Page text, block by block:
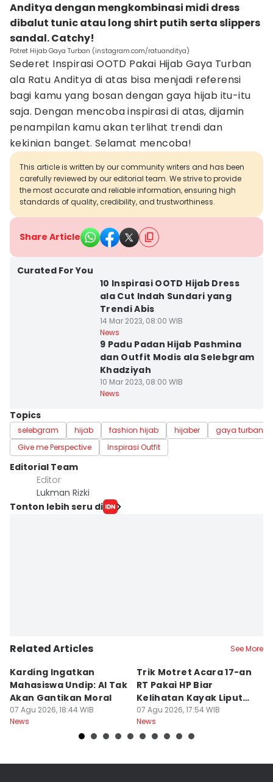
Anditya dengan mengkombinasi midi dress
dibalut tunic atau long shirt putih serta slippers
sandal. Catchy!
Potret Hijab Gaya Turban (instagram.com/ratuanditya)
Sederet Inspirasi OOTD Pakai Hijab Gaya Turban
ala Ratu Anditya di atas bisa menjadi referensi
bagi kamu yang bosan dengan gaya hijab itu-itu
saja. Dengan mencoba inspirasi di atas, dijamin
penampilan kamu akan terlihat trendi dan
kekinian banget. Selamat mencoba!
This article is written by our community writers and has been
carefully reviewed by our editorial team. We strive to provide
the most accurate and reliable information, ensuring high
standards of quality, credibility, and trustworthiness.
Share Article
Curated For You
10 Inspirasi OOTD Hijab Dress
ala Cut Indah Sundari yang
Trendi Abis
14 Mar 2023, 08:00 WIB
News
9 Padu Padan Hijab Pashmina
dan Outfit Modis ala Selebgram
Khadziyah
10 Mar 2023, 08:00 WIB
News
Topics
selebgram hijab fashion hijab hijaber
gaya turban
Give me Perspective
Inspirasi Outfit
Editorial Team
Editor
Lukman Rizki
Tonton lebih seru di
Related Articles See More
Karding Ingatkan
Mahasiswa Undip: AI Tak
Akan Gantikan Moral
07 Agu 2026, 18:44 WIB
News
Trik Motret Acara 17-an
RT Pakai HP Biar
Kelihatan Kayak Liputan
Festival Nasional
07 Agu 2026, 17:54 WIB
News